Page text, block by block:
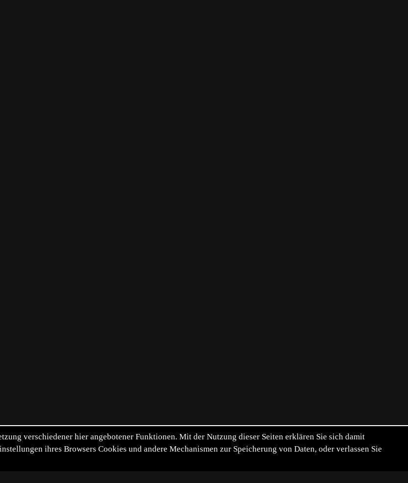
verschiedener hier angebotener Funktionen. Mit der Nutzung dieser Seiten erklären Sie sich damit
ihres Browsers Cookies und andere Mechanismen zur Speicherung von Daten, oder verlassen Sie